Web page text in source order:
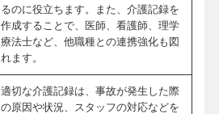
るのに役立ちます。また、介護記録を
作成することで、医師、看護師、理学
療法士など、他職種との連携強化も図
れます。
適切な介護記録は、事故が発生した際
の原因や状況、スタッフの対応などを